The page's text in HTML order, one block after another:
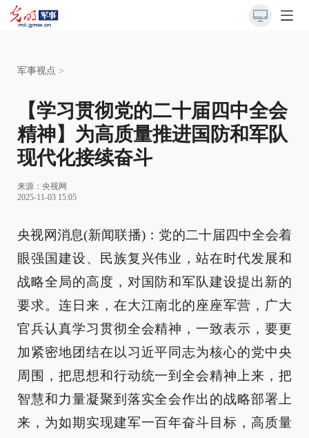
军事视点 >
【学习贯彻党的二十届四中全会
精神】为高质量推进国防和军队
现代化接续奋斗
来源： 央视网
2025-11-03 15:05
央视网消息(新闻联播)：党的二十届四中全会着
眼强国建设、民族复兴伟业，站在时代发展和
战略全局的高度，对国防和军队建设提出新的
要求。连日来，在大江南北的座座军营，广大
官兵认真学习贯彻全会精神，一致表示，要更
加紧密地团结在以习近平同志为核心的党中央
周围，把思想和行动统一到全会精神上来，把
智慧和力量凝聚到落实全会作出的战略部署上
来，为如期实现建军一百年奋斗目标，高质量